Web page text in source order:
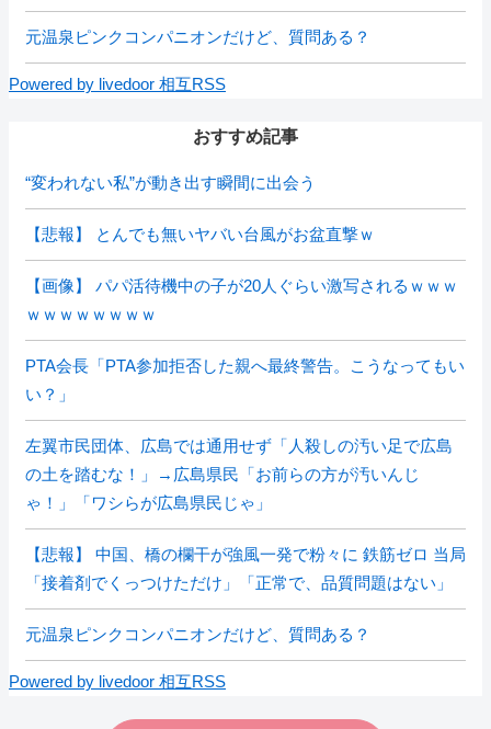
元温泉ピンクコンパニオンだけど、質問ある？
Powered by livedoor 相互RSS
おすすめ記事
“変われない私”が動き出す瞬間に出会う
【悲報】 とんでも無いヤバい台風がお盆直撃ｗ
【画像】 パパ活待機中の子が20人ぐらい激写されるｗｗｗ
ｗｗｗｗｗｗｗｗ
PTA会長「PTA参加拒否した親へ最終警告。こうなってもい
い？」
左翼市民団体、広島では通用せず「人殺しの汚い足で広島
の土を踏むな！」→広島県民「お前らの方が汚いんじ
ゃ！」「ワシらが広島県民じゃ」
【悲報】 中国、橋の欄干が強風一発で粉々に 鉄筋ゼロ 当局
「接着剤でくっつけただけ」「正常で、品質問題はない」
元温泉ピンクコンパニオンだけど、質問ある？
Powered by livedoor 相互RSS